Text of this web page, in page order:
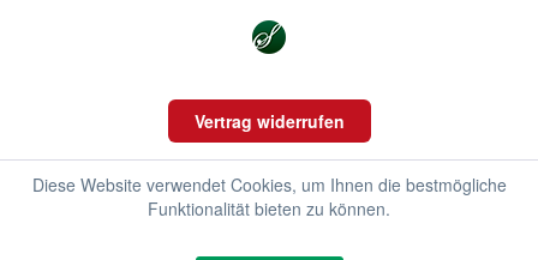
Vertrag widerrufen
Diese Website verwendet Cookies, um Ihnen die bestmögliche
Funktionalität bieten zu können.